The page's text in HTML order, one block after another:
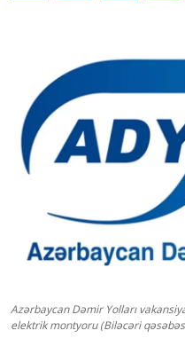
Azərbaycan Dəmir Yolları
elektrik montyoru (Biləcəri